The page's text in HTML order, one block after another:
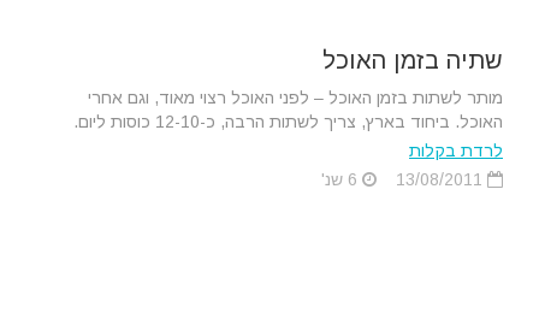
שתיה בזמן האוכל
מותר לשתות בזמן האוכל – לפני האוכל רצוי מאוד, וגם אחרי
האוכל. ביחוד בארץ, צריך לשתות הרבה, כ-12-10 כוסות ליום.
לרדת בקלות